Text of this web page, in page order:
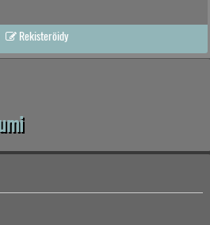
Rekisteröidy